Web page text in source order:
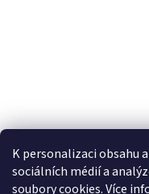
K personalizaci obsahu
sociálních médií a
soubory cookies. Více